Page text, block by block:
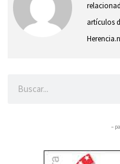
artículos
–